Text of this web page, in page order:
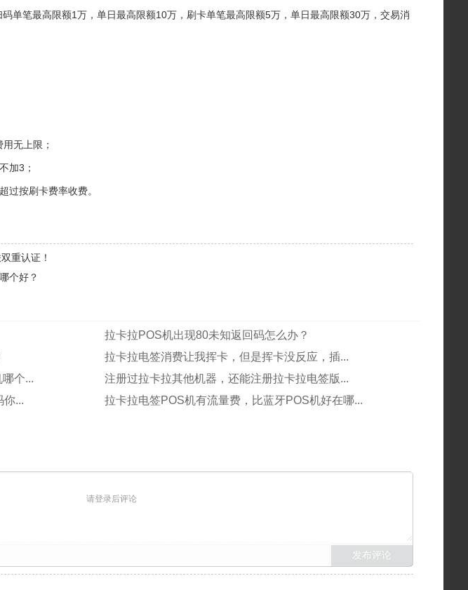
单笔最高限额1万，单日最高限额10万，刷卡单笔最高限额5万，单日最高限额30万，交易消
无上限；
加3；
过按刷卡费率收费。
重认证！
个好？
拉卡拉POS机出现80未知返回码怎么办？
拉卡拉电签消费让我挥卡，但是挥卡没反应，插...
个...
注册过拉卡拉其他机器，还能注册拉卡拉电签版...
你...
拉卡拉电签POS机有流量费，比蓝牙POS机好在哪...
请登录后评论